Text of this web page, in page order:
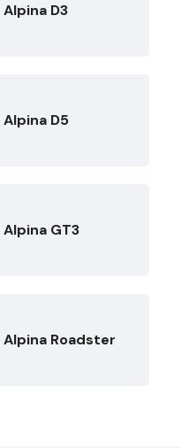
Alpina D3
Alpina D5
Alpina GT3
Alpina Roadster